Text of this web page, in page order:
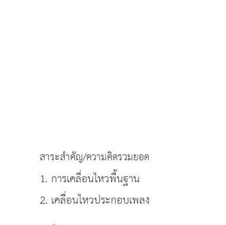
สาระสำคัญ/ความคิดรวมยอด
1. การเคลื่อนไหวพื้นฐาน
2. เคลื่อนไหวประกอบเพลง